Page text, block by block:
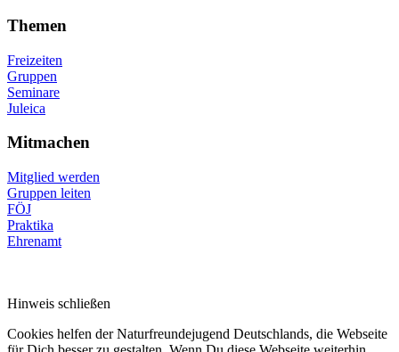
Themen
Freizeiten
Gruppen
Seminare
Juleica
Mitmachen
Mitglied werden
Gruppen leiten
FÖJ
Praktika
Ehrenamt
Hinweis schließen
Cookies helfen der Naturfreundejugend Deutschlands, die Webseite